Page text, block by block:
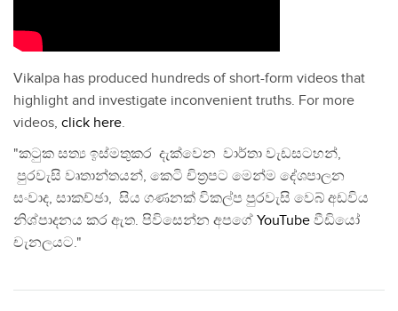
Vikalpa has produced hundreds of short-form videos that
highlight and investigate inconvenient truths. For more
videos, click here.
"කටුක සත්‍ය ඉස්මතුකර දැක්වෙන වාර්තා වැඩසටහන්,
පුරවැසි වෘතාන්තයන්, කෙටි චිත්‍රපට මෙන්ම දේශපාලන
සංවාද, සාකච්ඡා, සිය ගණනක් විකල්ප පුරවැසි වෙබ් අඩවිය
නිශ්පාදනය කර ඇත. පිවිසෙන්න අපගේ YouTube වීඩියෝ
චැනලයට."